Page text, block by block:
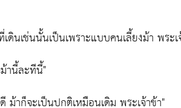
นเช่นนั้นเป็นเพราะแบบคนเลี้ยงม้า พระเ
านี้ละทีนี้"
ม้าก็จะเป็นปกติเหมือนเดิม พระเจ้าข้า"